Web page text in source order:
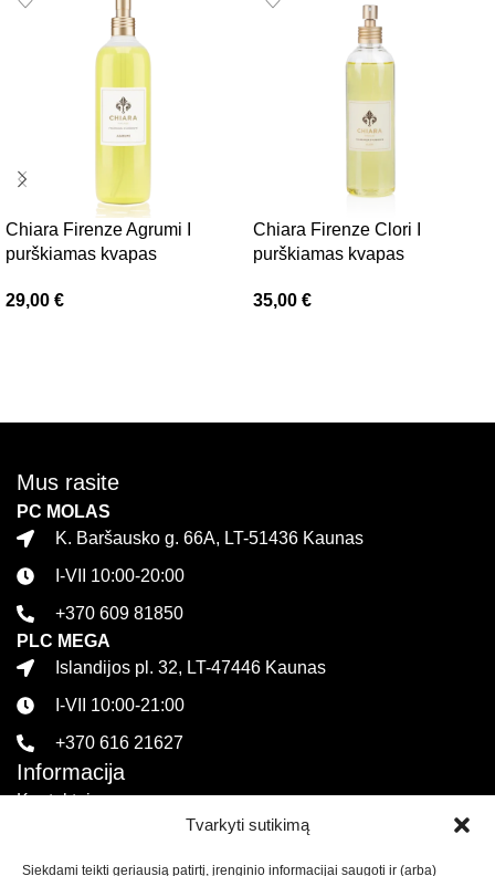
Tvarkyti sutikimą
Siekdami teikti geriausią patirtį, įrenginio informacijai saugoti ir (arba)
Chiara Firenze Agrumi I
purškiamas kvapas
29,00 €
Chiara Firenze Clori I
purškiamas kvapas
35,00 €
Mus rasite
PC MOLAS
K. Baršausko g. 66A, LT-51436 Kaunas
I-VII 10:00-20:00
+370 609 81850
PLC MEGA
Islandijos pl. 32, LT-47446 Kaunas
I-VII 10:00-21:00
+370 616 21627
Informacija
Kontaktai
Pirkimo sąlygos ir taisyklės